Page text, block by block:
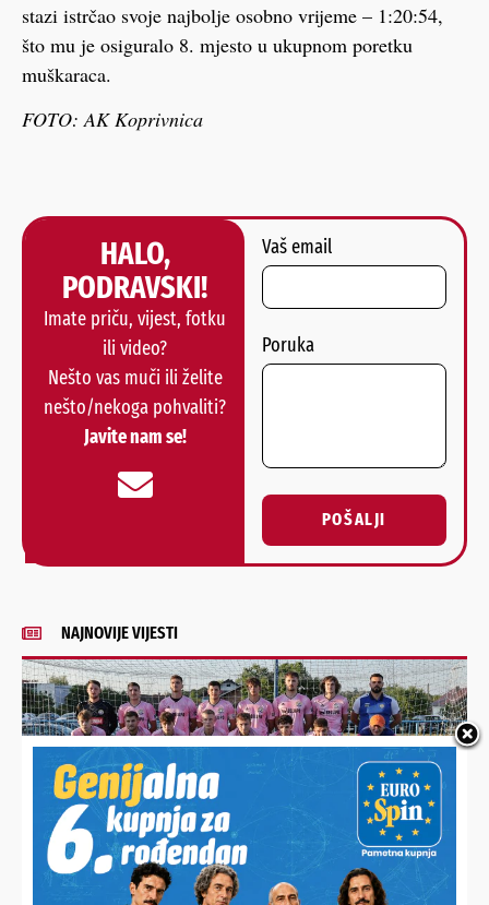
stazi istrčao svoje najbolje osobno vrijeme – 1:20:54,
što mu je osiguralo 8. mjesto u ukupnom poretku
muškaraca.
FOTO: AK Koprivnica
HALO,
PODRAVSKI!
Imate priču, vijest, fotku
ili video?
Nešto vas muči ili želite
nešto/nekoga pohvaliti?
Javite nam se!
Vaš email
Poruka
POŠALJI
Alternative:
NAJNOVIJE VIJESTI
MIKLINOVEC DRASTIČNO POMLADIO MOMČAD
Prioritet je razvoj igrača, a ne pozicija. Prosjek momčadi je
21 godina